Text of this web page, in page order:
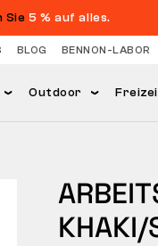
Sie 5 % auf alles.
BLOG BENNON-LABOR
Outdoor
KHAKI/